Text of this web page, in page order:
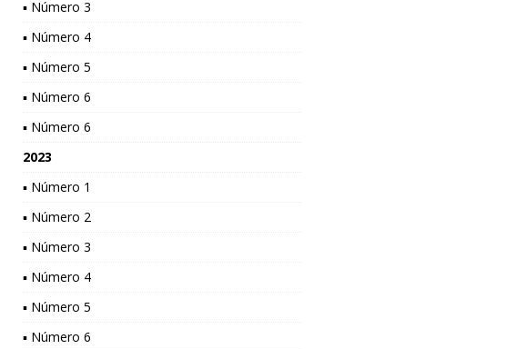
▪ Número 3
▪ Número 4
▪ Número 5
▪ Número 6
▪ Número 6
2023
▪ Número 1
▪ Número 2
▪ Número 3
▪ Número 4
▪ Número 5
▪ Número 6